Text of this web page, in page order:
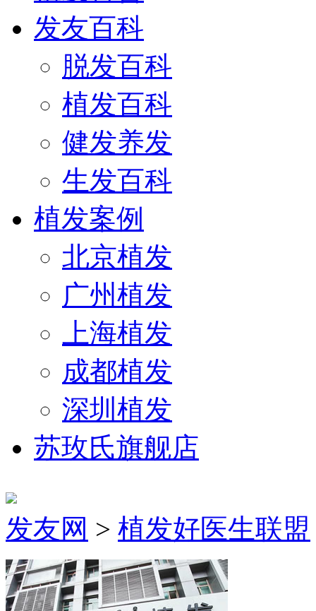
发友百科
脱发百科
植发百科
健发养发
生发百科
植发案例
北京植发
广州植发
上海植发
成都植发
深圳植发
苏玫氏旗舰店
发友网 > 植发好医生联盟